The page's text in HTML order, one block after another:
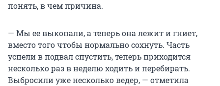
понять, в чем причина.
— Мы ее выкопали, а теперь она лежит и гниет,
вместо того чтобы нормально сохнуть. Часть
успели в подвал спустить, теперь приходится
несколько раз в неделю ходить и перебирать.
Выбросили уже несколько ведер, — отметила